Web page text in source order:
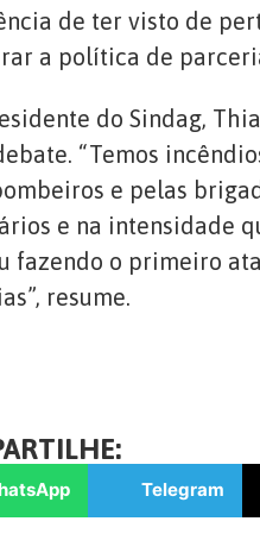
de ter visto de
a política de
do Sindag,
“Temos
e pelas
e na intensidade
fazendo o primeiro
resume.
Telegram